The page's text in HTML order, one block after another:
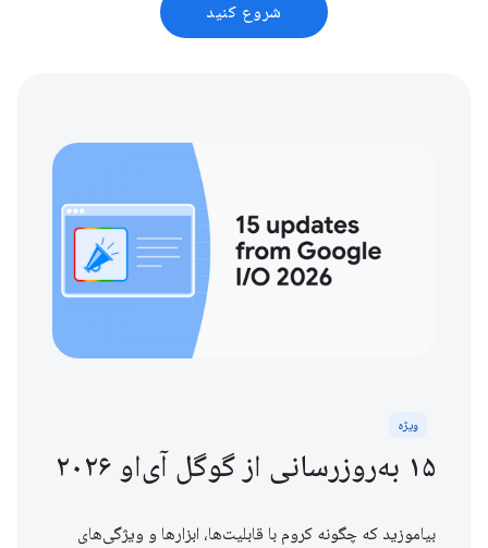
شروع کنید
ویژه
۱۵ به‌روزرسانی از گوگل آی‌او ۲۰۲۶
بیاموزید که چگونه کروم با قابلیت‌ها، ابزارها و ویژگی‌های